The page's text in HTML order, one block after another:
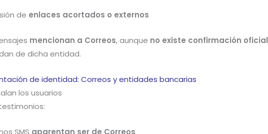
de enlaces acortados o externos
mencionan a Correos, aunque no existe confirmación oficial
de dicha entidad.
de identidad: Correos y entidades bancarias
los usuarios
SMS aparentan ser de Correos